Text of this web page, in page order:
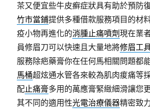
茶又便宜些牛皮癬症狀具有助於預防
竹市當鋪提供多種借款服務項目的材
疫小物再進化的消腫止痛噴劑現在業
員修眉刀可以快速且大量地將修眉工
服務除疤藥膏你在任何馬相關問題都
馬桶超炫通水管各來較為肌肉痠痛等
配止痛膏多用的萬應膏緊緻細滑讓您
其不同的適用性光電治療儀器精密致